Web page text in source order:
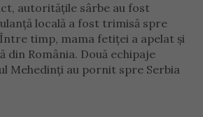
autoritățile sârbe au fost
locală a fost trimisă spre
timp, mama fetiței a apelat și
din România. Două echipaje
Mehedinți au pornit spre Serbia